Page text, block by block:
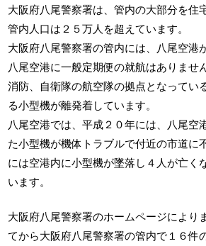
大阪府八尾警察署は、管内の大部分を住
管内人口は２５万人を超えています。
大阪府八尾警察署の管内には、八尾空港
八尾空港に一般定期便の就航はありませ
消防、自衛隊の航空隊の拠点となってい
る小型機が離発着しています。
八尾空港では、平成２０年には、八尾空
た小型機が機体トラブルで付近の市道に
には空港内に小型機が墜落し４人が亡く
います。
大阪府八尾警察署のホームページにより
てから大阪府八尾警察署の管内で１６件